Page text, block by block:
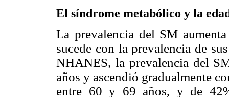
El síndrome metabólico y la
La prevalencia del SM
sucede con la prevalencia de
NHANES, la prevalencia del
años y ascendió gradualmente
entre 60 y 69 años, y de